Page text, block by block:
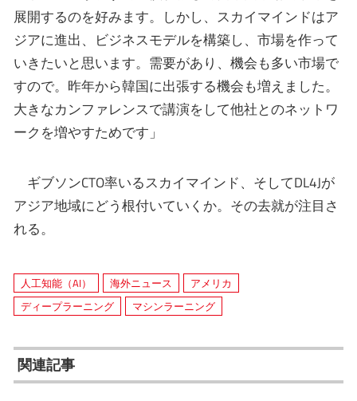
展開するのを好みます。しかし、スカイマインドはア
ジアに進出、ビジネスモデルを構築し、市場を作って
いきたいと思います。需要があり、機会も多い市場で
すので。昨年から韓国に出張する機会も増えました。
大きなカンファレンスで講演をして他社とのネットワ
ークを増やすためです」
ギブソンCTO率いるスカイマインド、そしてDL4Jが
アジア地域にどう根付いていくか。その去就が注目さ
れる。
人工知能（AI） 海外ニュース
アメリカ
ディープラーニング
マシンラーニング
関連記事